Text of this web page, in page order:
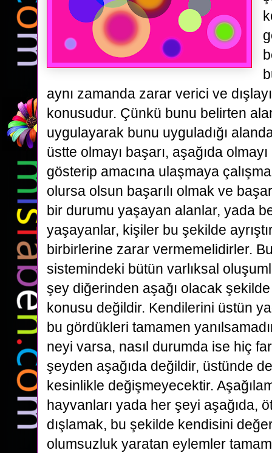
aynı zamanda zarar verici ve
konusudur. Çünkü bunu belirten
uygulayarak bunu uyguladığı
üstte olmayı başarı, aşağıda olmayı
gösterip amacına ulaşmaya
olursa olsun başarılı olmak ve
bir durumu yaşayan alanlar, yada
yaşayanlar, kişiler bu şekilde
birbirlerine zarar vermemelidirler.
sistemindeki bütün varlıksal
şey diğerinden aşağı olacak
konusu değildir. Kendilerini üstün
bu gördükleri tamamen
neyi varsa, nasıl durumda ise hiç
şeyden aşağıda değildir, üstünde
kesinlikle değişmeyecektir.
hayvanları yada her şeyi aşağıda,
dışlamak, bu şekilde kendisini
olumsuzluk yaratan eylemler